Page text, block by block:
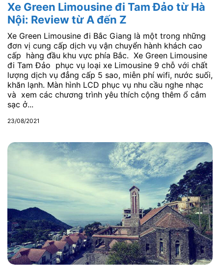
Xe Green Limousine đi Tam Đảo từ Hà
Nội: Review từ A đến Z
Xe Green Limousine đi Bắc Giang là một trong những
đơn vị cung cấp dịch vụ vận chuyển hành khách cao
cấp hàng đầu khu vực phía Bắc. Xe Green Limousine
đi Tam Đảo phục vụ loại xe Limousine 9 chỗ với chất
lượng dịch vụ đẳng cấp 5 sao, miễn phí wifi, nước suối,
khăn lạnh. Màn hình LCD phục vụ nhu cầu nghe nhạc
và xem các chương trình yêu thích cộng thêm ổ cắm
sạc ở...
23/08/2021